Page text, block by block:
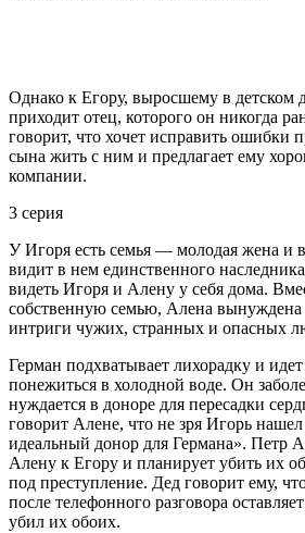
Однако к Егору, выросшему в детском
приходит отец, которого он никогда
говорит, что хочет исправить ошибки
сына жить с ним и предлагает ему
компании.
3 серия
У Игоря есть семья — молодая жена и
видит в нем единственного
видеть Игоря и Алену у себя дома.
собственную семью, Алена вынуждена
интриги чужих, странных и опасных
Герман подхватывает лихорадку и
понежиться в холодной воде. Он
нуждается в доноре для пересадки
говорит Алене, что не зря Игорь
идеальный донор для Германа». Петр
Алену к Егору и планирует убить их
под преступление. Дед говорит ему,
после телефонного разговора
убил их обоих.